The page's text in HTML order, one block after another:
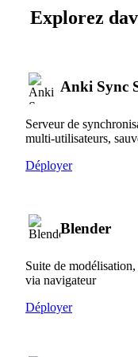
Explorez
Anki Sync
Serveur de
multi-utilisateurs,
Déployer
Blender
Suite de
via navigateur
Déployer